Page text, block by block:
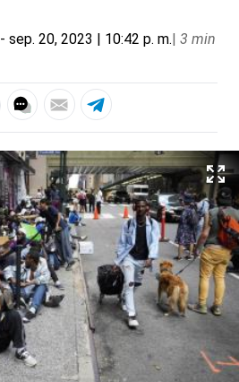
- sep. 20, 2023 | 10:42 p. m.| 3 min